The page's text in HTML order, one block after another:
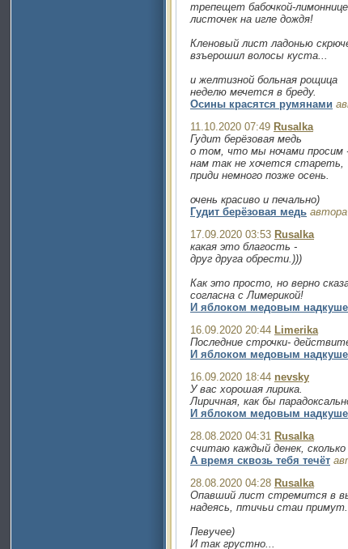
трепещет бабочкой-
листочек на игле дождя!
Кленовый лист ладонью
взъерошил волосы куста...
и желтизной больная рощица
неделю мечется в бреду.
Осины красятся румянами
11.10.2020 07:49 Rusalka
Гудит берёзовая медь
о том, что мы ночами просим
нам так не хочется стареть,
приди немного позже осень.
очень красиво и печально)
Гудит берёзовая медь автора
17.09.2020 03:53 Rusalka
какая это благость -
друг друга обрести.)))
Как это просто, но верно
согласна с Лимерикой!
И яблоком медовым
16.09.2020 20:44 Limerika
Последние строчки-
И яблоком медовым
16.09.2020 18:44 nevsky
У вас хорошая лирика.
Лиричная, как бы
И яблоком медовым
28.08.2020 04:31 Rusalka
считаю каждый денек,
А время сквозь тебя течёт
28.08.2020 04:28 Rusalka
Опавший лист стремится в
надеясь, птичьи стаи
Певучее)
И так грустно...